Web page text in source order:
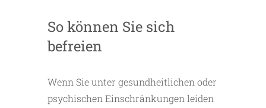
So können Sie sich
befreien
Wenn Sie unter gesundheitlichen oder
psychischen Einschränkungen leiden